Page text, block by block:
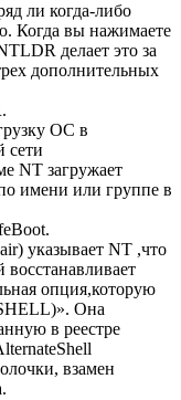
ли когда-либо
Когда вы нажимаете
делает это за
дополнительных
ОС в
сети
NT загружает
имени или группе в
указывает NT ,что
опция,которую
Она
в реестре
взамен